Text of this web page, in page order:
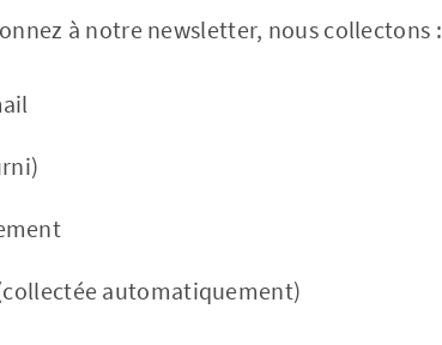
à notre newsletter, nous collectons :
automatiquement)